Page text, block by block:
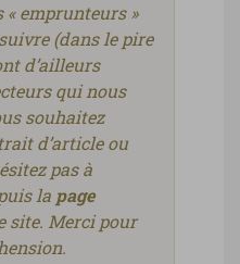
emprunteurs »
(dans le pire
d’ailleurs
qui nous
souhaitez
d’article ou
pas à
la page
site. Merci pour